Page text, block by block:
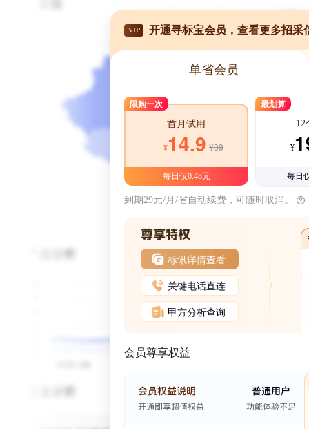
VIP 开通寻标宝会员，查看更多招采
单省会员
限购一次
首月试用
¥14.9 ¥39
每日仅0.48元
最划算
12
¥
每日
到期29元/月/省自动续费，可随时取消。
标讯详情查看
关键电话直连
甲方分析查询
会员尊享权益